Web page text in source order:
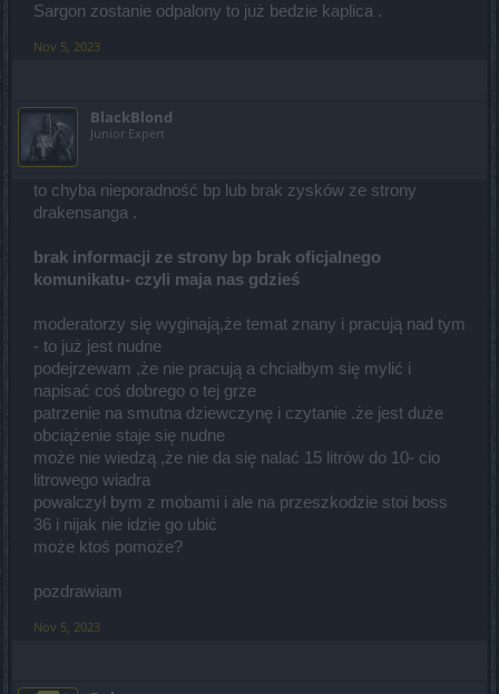
Sargon zostanie odpalony to już bedzie kaplica .
Nov 5, 2023
BlackBlond
Junior Expert
to chyba nieporadność bp lub brak zysków ze strony
drakensanga .
brak informacji ze strony bp brak oficjalnego
komunikatu- czyli maja nas gdzieś
moderatorzy się wyginają,że temat znany i pracują nad tym
- to już jest nudne
podejrzewam ,że nie pracują a chciałbym się mylić i
napisać coś dobrego o tej grze
patrzenie na smutna dziewczynę i czytanie .że jest duże
obciążenie staje się nudne
może nie wiedzą ,że nie da się nalać 15 litrów do 10- cio
litrowego wiadra
powalczył bym z mobami i ale na przeszkodzie stoi boss
36 i nijak nie idzie go ubić
może ktoś pomoże?
pozdrawiam
Nov 5, 2023